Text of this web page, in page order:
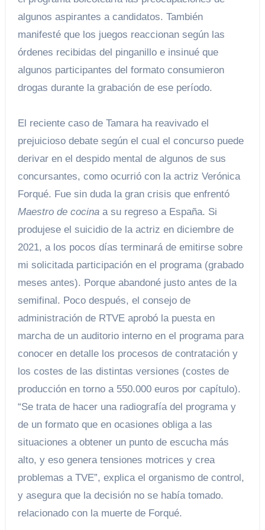
algunos aspirantes a candidatos. También
manifesté que los juegos reaccionan según las
órdenes recibidas del pinganillo e insinué que
algunos participantes del formato consumieron
drogas durante la grabación de ese período.
El reciente caso de Tamara ha reavivado el
prejuicioso debate según el cual el concurso puede
derivar en el despido mental de algunos de sus
concursantes, como ocurrió con la actriz Verónica
Forqué. Fue sin duda la gran crisis que enfrentó
Maestro de cocina a su regreso a España. Si
produjese el suicidio de la actriz en diciembre de
2021, a los pocos días terminará de emitirse sobre
mi solicitada participación en el programa (grabado
meses antes). Porque abandoné justo antes de la
semifinal. Poco después, el consejo de
administración de RTVE aprobó la puesta en
marcha de un auditorio interno en el programa para
conocer en detalle los procesos de contratación y
los costes de las distintas versiones (costes de
producción en torno a 550.000 euros por capítulo).
“Se trata de hacer una radiografía del programa y
de un formato que en ocasiones obliga a las
situaciones a obtener un punto de escucha más
alto, y eso genera tensiones motrices y crea
problemas a TVE”, explica el organismo de control,
y asegura que la decisión no se había tomado.
relacionado con la muerte de Forqué.